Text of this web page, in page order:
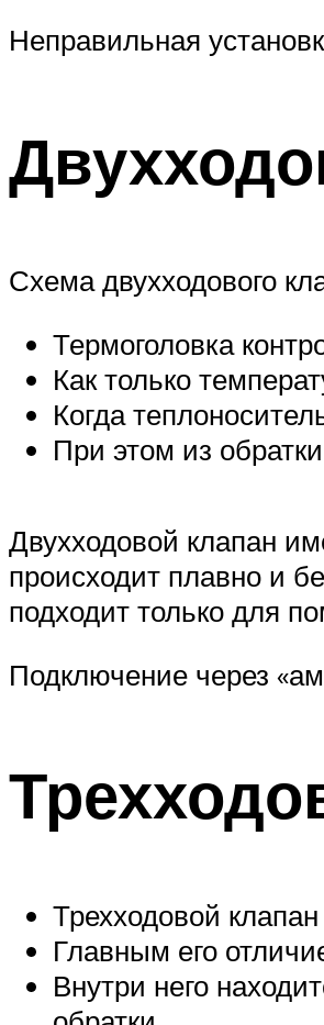
Неправильная
Схема двухходового
Термоголовка
Как только
Когда
При этом из
Двухходовой клапан
происходит плавно и
подходит только для
Подключение через
Трехходовой
Главным его
Внутри него